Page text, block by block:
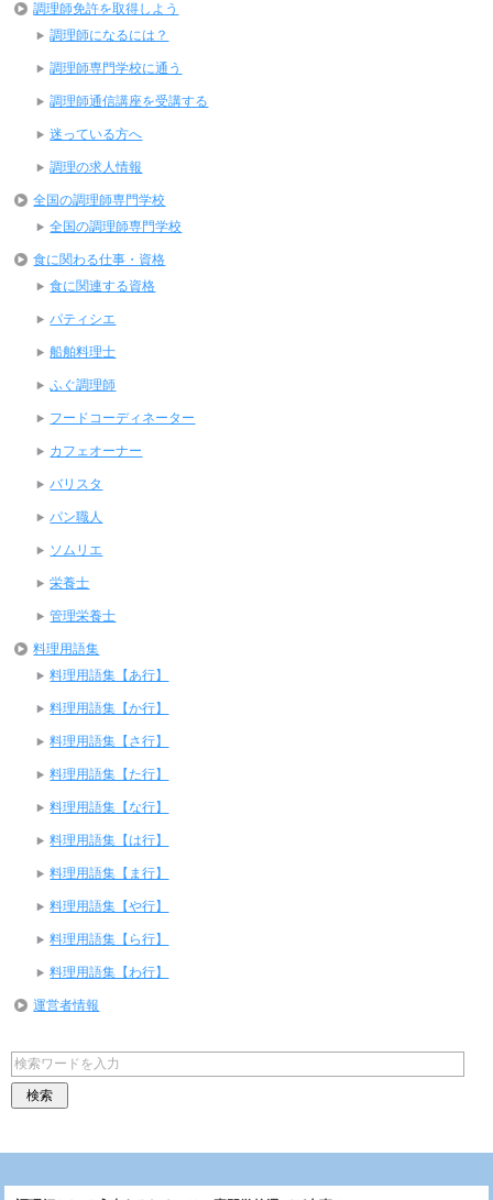
調理師免許を取得しよう
調理師になるには？
調理師専門学校に通う
調理師通信講座を受講する
迷っている方へ
調理の求人情報
全国の調理師専門学校
全国の調理師専門学校
食に関わる仕事・資格
食に関連する資格
パティシエ
船舶料理士
ふぐ調理師
フードコーディネーター
カフェオーナー
バリスタ
パン職人
ソムリエ
栄養士
管理栄養士
料理用語集
料理用語集【あ行】
料理用語集【か行】
料理用語集【さ行】
料理用語集【た行】
料理用語集【な行】
料理用語集【は行】
料理用語集【ま行】
料理用語集【や行】
料理用語集【ら行】
料理用語集【わ行】
運営者情報